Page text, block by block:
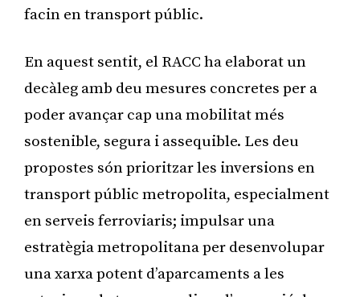
facin en transport públic.
En aquest sentit, el RACC ha elaborat un
decàleg amb deu mesures concretes per a
poder avançar cap una mobilitat més
sostenible, segura i assequible. Les deu
propostes són prioritzar les inversions en
transport públic metropolita, especialment
en serveis ferroviaris; impulsar una
estratègia metropolitana per desenvolupar
una xarxa potent d’aparcaments a les